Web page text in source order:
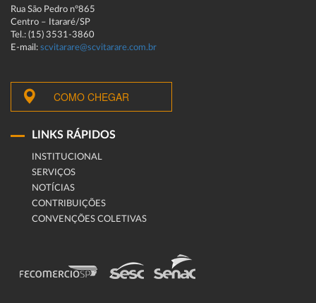
Rua São Pedro n°865
Centro – Itararé/SP
Tel.: (15) 3531-3860
E-mail: scvitarare@scvitarare.com.br
COMO CHEGAR
LINKS RÁPIDOS
INSTITUCIONAL
SERVIÇOS
NOTÍCIAS
CONTRIBUIÇÕES
CONVENÇÕES COLETIVAS